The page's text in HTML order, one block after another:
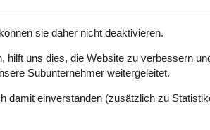
Bungalow Erzgebirge 354-DE-08239-01
sie daher nicht deaktivieren.
hilft uns dies, die Website zu verbessern
Subunternehmer weitergeleitet.
damit einverstanden (zusätzlich zu